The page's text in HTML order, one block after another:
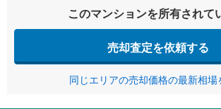
このマンションを所有されて
売却査定を依頼する
同じエリアの売却価格の最新相場